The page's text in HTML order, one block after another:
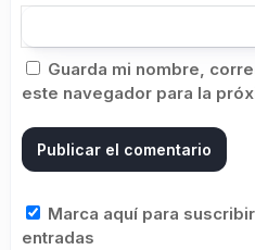
Guarda mi nombre,
este navegador para la
Marca aquí para
entradas